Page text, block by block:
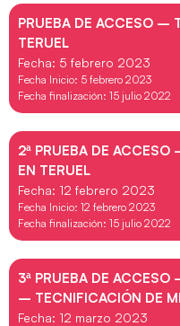
PRUEBA DE ACCESO –
TERUEL
Fecha: 5 febrero 2023
Fecha Inicio: 5 febrero 2023
Fecha finalización: 15 julio 2022
2ª PRUEBA DE
EN TERUEL
Fecha: 12 febrero 2023
Fecha Inicio: 12 febrero 2023
Fecha finalización: 15 julio 2022
3ª PRUEBA DE
– TECNIFICACIÓN DE
Fecha: 12 marzo 2023